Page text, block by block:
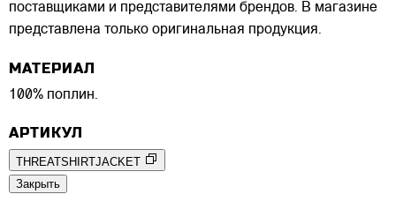
поставщиками и представителями брендов. В магазине
представлена только оригинальная продукция.
МАТЕРИАЛ
100% поплин.
АРТИКУЛ
THREATSHIRTJACKET
Закрыть